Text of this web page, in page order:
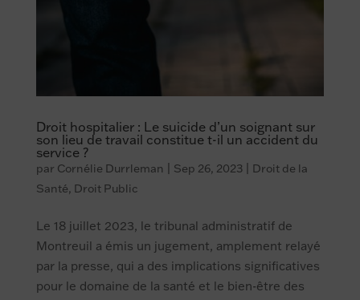
Droit hospitalier : Le suicide d’un soignant sur
son lieu de travail constitue t-il un accident du
service ?
par Cornélie Durrleman Sep 26, 2023| Droit de la
Santé, Droit Public
Le 18 juillet 2023, le tribunal administratif de
Montreuil a émis un jugement, amplement relayé
par la presse, qui a des implications significatives
pour le domaine de la santé et le bien-être des